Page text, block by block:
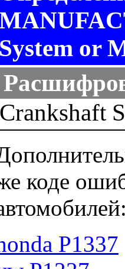
or
Crankshaft
коде
P1337